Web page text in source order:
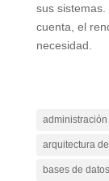
sus
cuenta, el
necesidad.
arquitectura
bases de datos